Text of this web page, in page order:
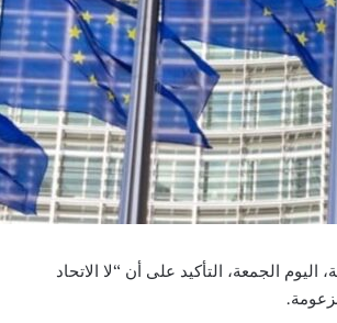
الجمعة، التأكيد على أن “لا الاتحاد
لتعزيز
فرص
الاستثمار